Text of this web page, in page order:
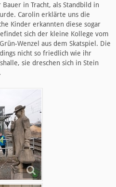
in Tracht, als Standbild in
Carolin erklärte uns die
Kinder erkannten diese sogar
sich der kleine Kollege vom
Wenzel aus dem Skatspiel. Die
nicht so friedlich wie ihr
sie dreschen sich in Stein